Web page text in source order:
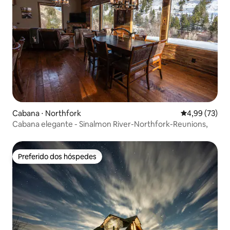
Cabana ⋅ Northfork 4,99 de uma
4,99 (73)
Cabana elegante - Sinalmon River-Northfork-Reunions,
Preferido dos hóspedes
Preferido dos hóspedes